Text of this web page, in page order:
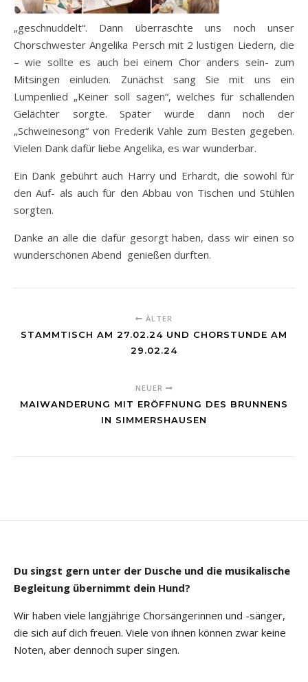
„geschnuddelt“. Dann überraschte uns noch unser
Chorschwester Angelika Persch mit 2 lustigen Liedern, die
– wie sollte es auch bei einem Chor anders sein- zum
Mitsingen einluden. Zunächst sang Sie mit uns ein
Lumpenlied „Keiner soll sagen“, welches für schallenden
Gelächter sorgte. Später wurde dann noch der
„Schweinesong“ von Frederik Vahle zum Besten gegeben.
Vielen Dank dafür liebe Angelika, es war wunderbar.
Ein Dank gebührt auch Harry und Erhardt, die sowohl für
den Auf- als auch für den Abbau von Tischen und Stühlen
sorgten.
Danke an alle die dafür gesorgt haben, dass wir einen so
wunderschönen Abend genießen durften.
ÄLTER
STAMMTISCH AM 27.02.24 UND CHORSTUNDE AM
29.02.24
NEUER
MAIWANDERUNG MIT ERÖFFNUNG DES BRUNNENS
IN SIMMERSHAUSEN
Du singst gern unter der Dusche und die musikalische
Begleitung übernimmt dein Hund?
Wir haben viele langjährige Chorsängerinnen und -sänger,
die sich auf dich freuen. Viele von ihnen können zwar keine
Noten, aber dennoch super singen.